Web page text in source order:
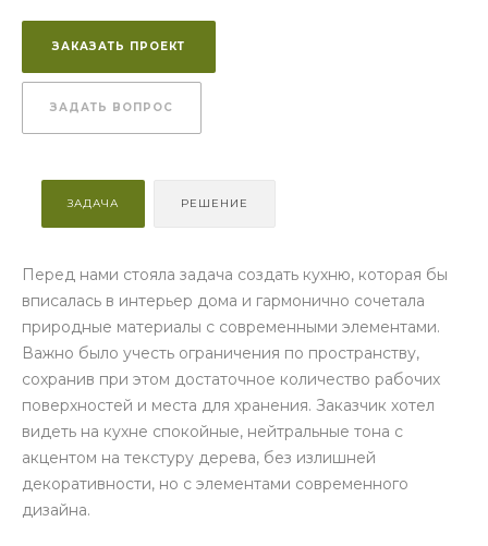
ЗАКАЗАТЬ ПРОЕКТ
ЗАДАТЬ ВОПРОС
ЗАДАЧА РЕШЕНИЕ
Перед нами стояла задача создать кухню, которая бы
вписалась в интерьер дома и гармонично сочетала
природные материалы с современными элементами.
Важно было учесть ограничения по пространству,
сохранив при этом достаточное количество рабочих
поверхностей и места для хранения. Заказчик хотел
видеть на кухне спокойные, нейтральные тона с
акцентом на текстуру дерева, без излишней
декоративности, но с элементами современного
дизайна.